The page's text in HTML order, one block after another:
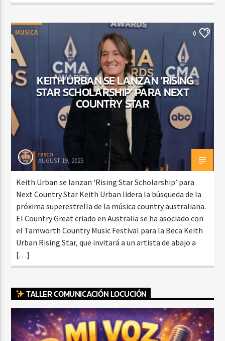
MUSICA 0
KEITH URBAN SE LANZAN ‘RISING
STAR SCHOLARSHIP’ PARA NEXT
COUNTRY STAR
rasco
AUGUST 19, 2025
Keith Urban se lanzan ‘Rising Star Scholarship’ para
Next Country Star Keith Urban lidera la búsqueda de la
próxima superestrella de la música country australiana.
El Country Great criado en Australia se ha asociado con
el Tamworth Country Music Festival para la Beca Keith
Urban Rising Star, que invitará a un artista de abajo a
[…]
TALLER COMUNICACIÓN LOCUCIÓN